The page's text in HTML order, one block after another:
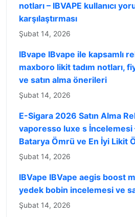
notları – IBVAPE kullanıcı
karşılaştırması
Şubat 14, 2026
IBvape IBvape ile kapsamlı
maxboro likit tadım notları,
ve satın alma önerileri
Şubat 14, 2026
E-Sigara 2026 Satın Alma
vaporesso luxe s İncelemesi
Batarya Ömrü ve En İyi Likit
Şubat 14, 2026
IBVape IBVape aegis boost
yedek bobin incelemesi ve
Şubat 14, 2026